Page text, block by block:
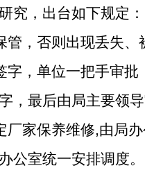
究，出台如下规定：
，否则出现丢失、
，单位一把手审
，最后由局主要领导
家保养维修,由局
公室统一安排调度。